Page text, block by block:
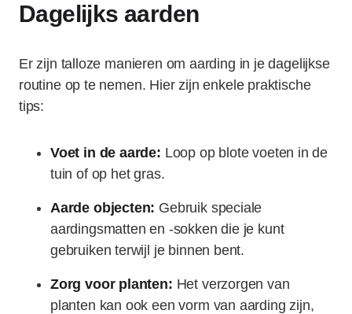
Dagelijks aarden
Er zijn talloze manieren om aarding in je dagelijkse
routine op te nemen. Hier zijn enkele praktische
tips:
Voet in de aarde: Loop op blote voeten in de
tuin of op het gras.
Aarde objecten: Gebruik speciale
aardingsmatten en -sokken die je kunt
gebruiken terwijl je binnen bent.
Zorg voor planten: Het verzorgen van
planten kan ook een vorm van aarding zijn,